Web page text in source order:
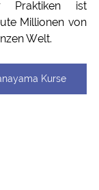
Praktiken ist
Millionen von
Welt.
Kurse